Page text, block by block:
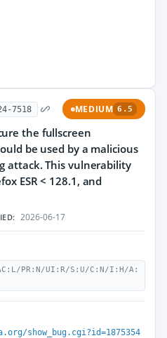
7518 MEDIUM 6.5
the fullscreen
be used by a malicious
attack. This vulnerability
ESR < 128.1, and
2026-06-17
PR:N/UI:R/S:U/C:N/I:H/A:
show_bug.cgi?id=1875354